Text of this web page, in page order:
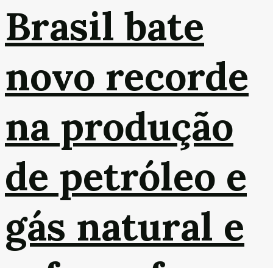
Brasil bate
novo recorde
na produção
de petróleo e
gás natural e